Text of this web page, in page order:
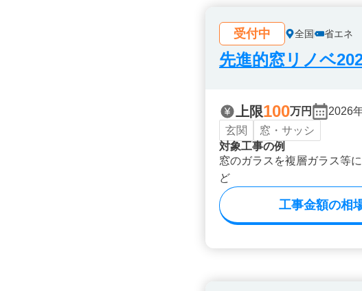
受付中 全国 省エネ
先進的窓リノベ
上限100万円
2026
玄関
窓・サッシ
対象工事の例
窓のガラスを複層ガラス等
ど
工事金額の相